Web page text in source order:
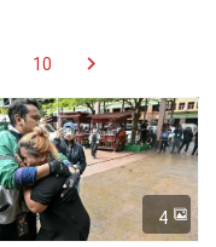
10 chevron_right
4